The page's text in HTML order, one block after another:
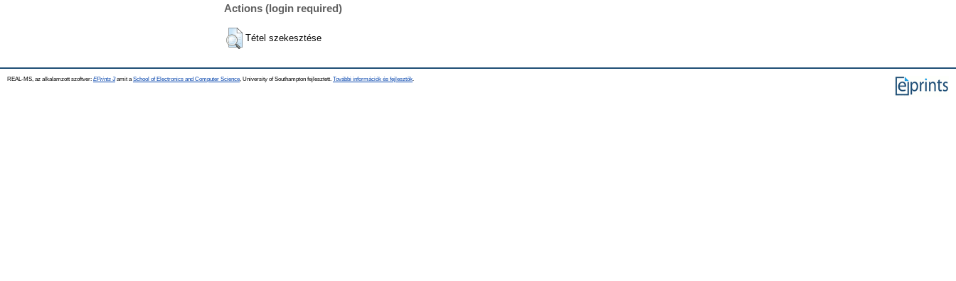
Actions (login required)
Tétel szekesztése
REAL-MS, az alkalamzott szoftver: EPrints 3amit a School of Electronics and Computer Science , University of Southampton fejlesztett. További információk és fejlesztők